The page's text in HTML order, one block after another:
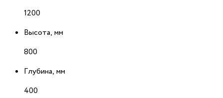
1200
Высота, мм
800
Глубина, мм
400